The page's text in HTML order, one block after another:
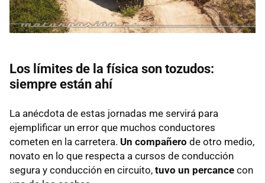
Los límites de la física son tozudos:
siempre están ahí
La anécdota de estas jornadas me servirá para
ejemplificar un error que muchos conductores
cometen en la carretera. Un compañero de otro medio,
novato en lo que respecta a cursos de conducción
segura y conducción en circuito, tuvo un percance con